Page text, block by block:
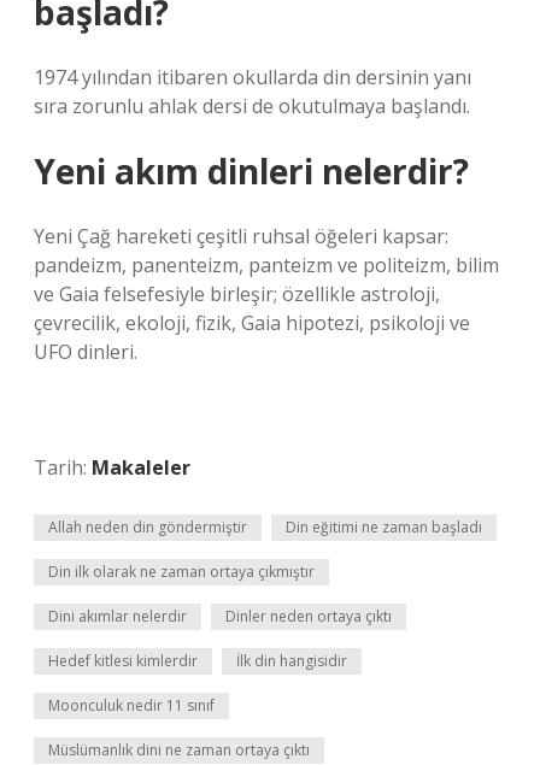
başladı?
1974 yılından itibaren okullarda din dersinin yanı
sıra zorunlu ahlak dersi de okutulmaya başlandı.
Yeni akım dinleri nelerdir?
Yeni Çağ hareketi çeşitli ruhsal öğeleri kapsar:
pandeizm, panenteizm, panteizm ve politeizm, bilim
ve Gaia felsefesiyle birleşir; özellikle astroloji,
çevrecilik, ekoloji, fizik, Gaia hipotezi, psikoloji ve
UFO dinleri.
Tarih: Makaleler
Allah neden din göndermiştir Din eğitimi ne zaman başladı
Din ilk olarak ne zaman ortaya çıkmıştır
Dini akımlar nelerdir Dinler neden ortaya çıktı
Hedef kitlesi kimlerdir İlk din hangisidir
Moonculuk nedir 11 sınıf
Müslümanlık dini ne zaman ortaya çıktı